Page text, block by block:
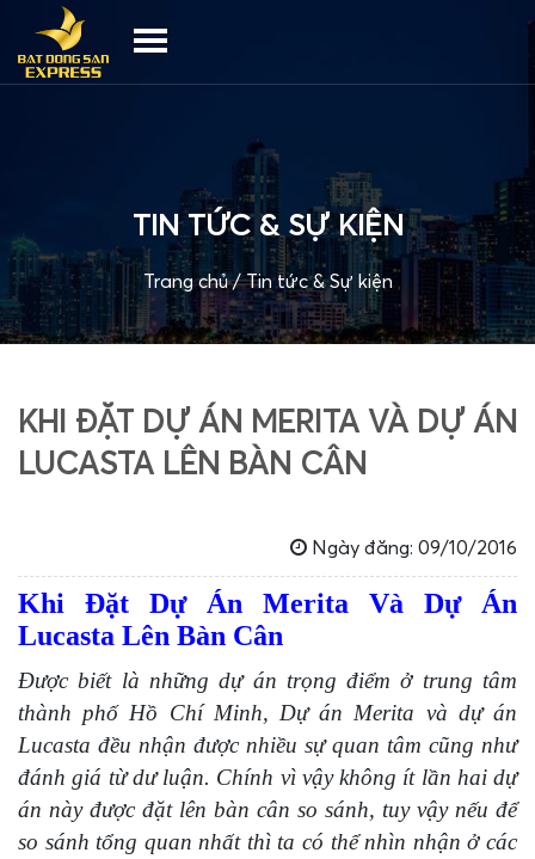
TIN TỨC & SỰ KIỆN
Trang chủ/Tin tức & Sự kiện
KHI ĐẶT DỰ ÁN MERITA VÀ DỰ ÁN
LUCASTA LÊN BÀN CÂN
Ngày đăng: 09/10/2016
Khi Đặt Dự Án Merita Và Dự Án
Lucasta Lên Bàn Cân
Được biết là những dự án trọng điểm ở trung tâm
thành phố Hồ Chí Minh, Dự án Merita và dự án
Lucasta đều nhận được nhiều sự quan tâm cũng như
đánh giá từ dư luận. Chính vì vậy không ít lần hai dự
án này được đặt lên bàn cân so sánh, tuy vậy nếu để
so sánh tổng quan nhất thì ta có thể nhìn nhận ở các